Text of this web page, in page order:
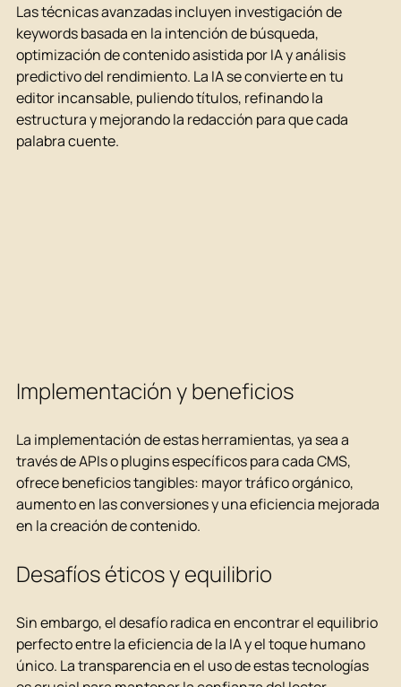
Las técnicas avanzadas incluyen investigación de
keywords basada en la intención de búsqueda,
optimización de contenido asistida por IA y análisis
predictivo del rendimiento. La IA se convierte en tu
editor incansable, puliendo títulos, refinando la
estructura y mejorando la redacción para que cada
palabra cuente.
Implementación y beneficios
La implementación de estas herramientas, ya sea a
través de APIs o plugins específicos para cada CMS,
ofrece beneficios tangibles: mayor tráfico orgánico,
aumento en las conversiones y una eficiencia mejorada
en la creación de contenido.
Desafíos éticos y equilibrio
Sin embargo, el desafío radica en encontrar el equilibrio
perfecto entre la eficiencia de la IA y el toque humano
único. La transparencia en el uso de estas tecnologías